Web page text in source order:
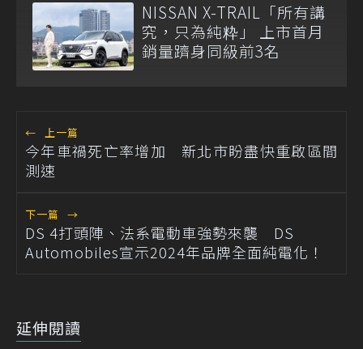
NISSAN X-TRAIL「所有講
究，只為純粋」 上市首月
銷量躋身同級前3名
← 上一篇
今年車禍死亡率增加 新北市盼盡快重啟區間
測速
下一篇 →
DS 4打頭陣、法系電動車強勢來襲 DS
Automobiles宣示2024年品牌全面純電化！
延伸閱讀